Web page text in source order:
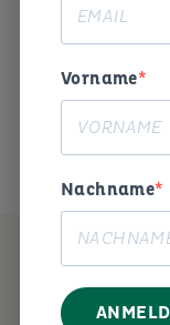
Vorname
Nachname